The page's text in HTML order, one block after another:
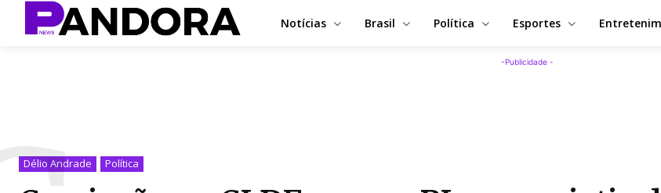
Notícias Brasil Política Esportes
-Publicidade -
Délio Andrade Política